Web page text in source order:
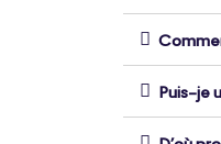
Puis-je